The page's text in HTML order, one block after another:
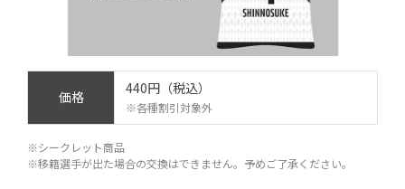
価格 440円（税込）
※各種割引対象外
※シークレット商品
※移籍選手が出た場合の交換はできません。予めご了承ください。